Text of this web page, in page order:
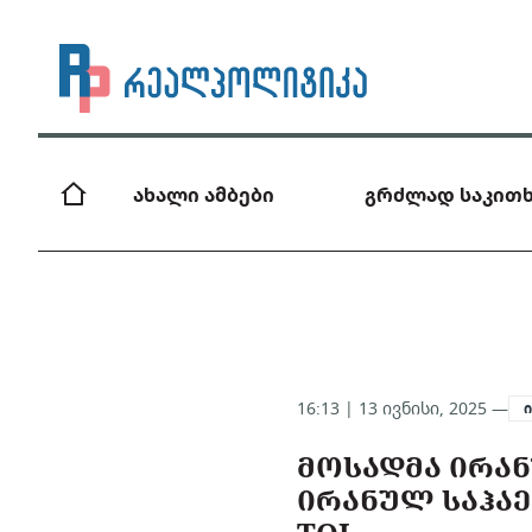
ახალი ამბები გრძლად
16:13 | 13 ივნისი, 2025 —
ᲛᲝᲡᲐᲓᲛᲐ
ᲘᲠᲐᲜᲣᲚ